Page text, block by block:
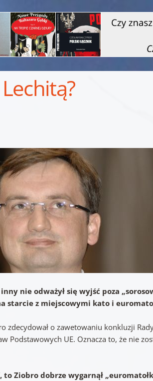
nie odważył się wyjść poza
starcie z miejscowymi kato i
zdecydował o zawetowaniu konkluzji
Podstawowych UE. Oznacza to, że nie
Ziobro dobrze wygarnął